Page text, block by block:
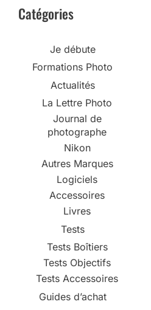
Catégories
Je débute
Formations Photo
Actualités
La Lettre Photo
Journal de
photographe
Nikon
Autres Marques
Logiciels
Accessoires
Livres
Tests
Tests Boîtiers
Tests Objectifs
Tests Accessoires
Guides d’achat